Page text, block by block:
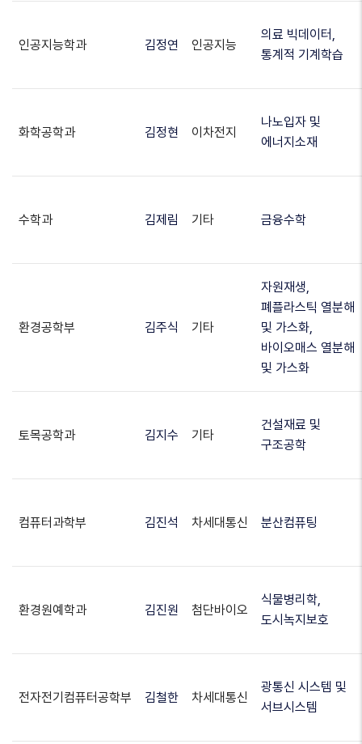
인공지능학과 김정연 인공지능
의료 빅데이터,
통계적 기계학습
화학공학과 김정현 이차전지
나노입자 및
에너지소재
수학과 김제림 기타 금융수학
환경공학부 김주식 기타
자원재생,
폐플라스틱 열분해
및 가스화,
바이오매스 열분해
및 가스화
토목공학과 김지수 기타
건설재료 및
구조공학
컴퓨터과학부 김진석 차세대통신 분산컴퓨팅
환경원예학과 김진원 첨단바이오
식물병리학,
도시녹지보호
전자전기컴퓨터공학부 김철한 차세대통신
광통신 시스템 및
서브시스템